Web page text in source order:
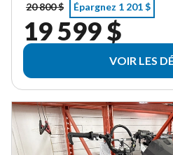
20 800 $
Épargnez 1 201 $
19 599 $
VOIR LES